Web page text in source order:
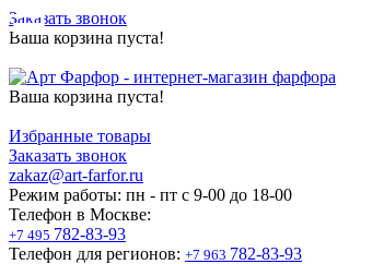
Заказать звонок
Ваша корзина пуста!
Ваша корзина пуста!
Избранные товары
Заказать звонок
zakaz@art-farfor.ru
Режим работы: пн - пт c 9-00 до 18-00
Телефон в Москве:
+7 495 782-83-93
Телефон для регионов: +7 963 782-83-93